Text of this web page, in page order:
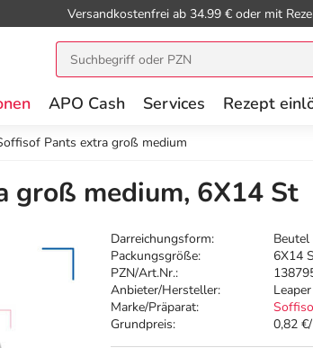
Versandkostenfrei ab 34.99 € oder mit
APO Cash Services Rezept
Pants extra groß medium
groß medium, 6X14 St
Darreichungsform:
Beutel
Packungsgröße:
6X14
PZN/Art.Nr.:
Anbieter/Hersteller:
Marke/Präparat:
Grundpreis:
0,82